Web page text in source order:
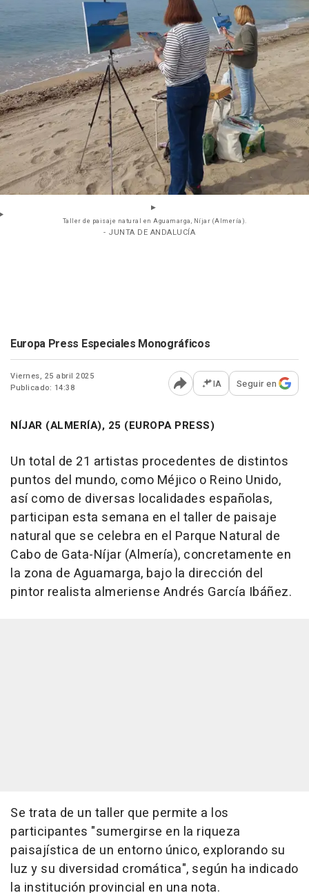
Taller de paisaje natural en Aguamarga, Níjar (Almería).
- JUNTA DE ANDALUCÍA
Europa Press Especiales Monográficos
Viernes, 25 abril 2025
Publicado: 14:38
Abrir opciones para
IA Seguir en
NÍJAR (ALMERÍA), 25 (EUROPA PRESS)
Un total de 21 artistas procedentes de distintos
puntos del mundo, como Méjico o Reino Unido,
así como de diversas localidades españolas,
participan esta semana en el taller de paisaje
natural que se celebra en el Parque Natural de
Cabo de Gata-Níjar (Almería), concretamente en
la zona de Aguamarga, bajo la dirección del
pintor realista almeriense Andrés García Ibáñez.
Se trata de un taller que permite a los
participantes "sumergirse en la riqueza
paisajística de un entorno único, explorando su
luz y su diversidad cromática", según ha indicado
la institución provincial en una nota.